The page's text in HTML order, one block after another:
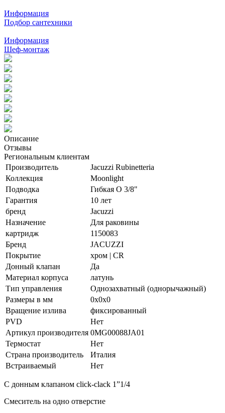
Информация
Подбор сантехники
Информация
Шеф-монтаж
Описание
Отзывы
Региональным клиентам
Производитель
Jacuzzi Rubinetteria
Коллекция
Moonlight
Подводка
Гибкая O 3/8"
Гарантия
10 лет
бренд
Jacuzzi
Назначение
Для раковины
картридж
1150083
Бренд
JACUZZI
Покрытие
хром | CR
Донный клапан
Да
Материал корпуса
латунь
Тип управления
Однозахватный (однорычажный)
Размеры в мм
0x0x0
Вращение излива
фиксированный
PVD
Нет
Артикул производителя 0MG00088JA01
Термостат
Нет
Страна производитель
Италия
Встраиваемый
Нет
C донным клапаном click-clack 1”1/4
Смеситель на одно отверстие